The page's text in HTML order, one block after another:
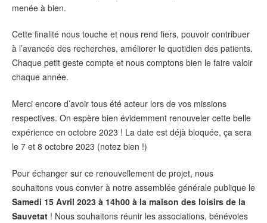
menée à bien.
Cette finalité nous touche et nous rend fiers, pouvoir contribuer
à l’avancée des recherches, améliorer le quotidien des patients.
Chaque petit geste compte et nous comptons bien le faire valoir
chaque année.
Merci encore d’avoir tous été acteur lors de vos missions
respectives. On espère bien évidemment renouveler cette belle
expérience en octobre 2023 ! La date est déjà bloquée, ça sera
le 7 et 8 octobre 2023 (notez bien !)
Pour échanger sur ce renouvellement de projet, nous
souhaitons vous convier à notre assemblée générale publique le
Samedi 15 Avril 2023 à 14h00 à la maison des loisirs de la
Sauvetat ! Nous souhaitons réunir les associations, bénévoles